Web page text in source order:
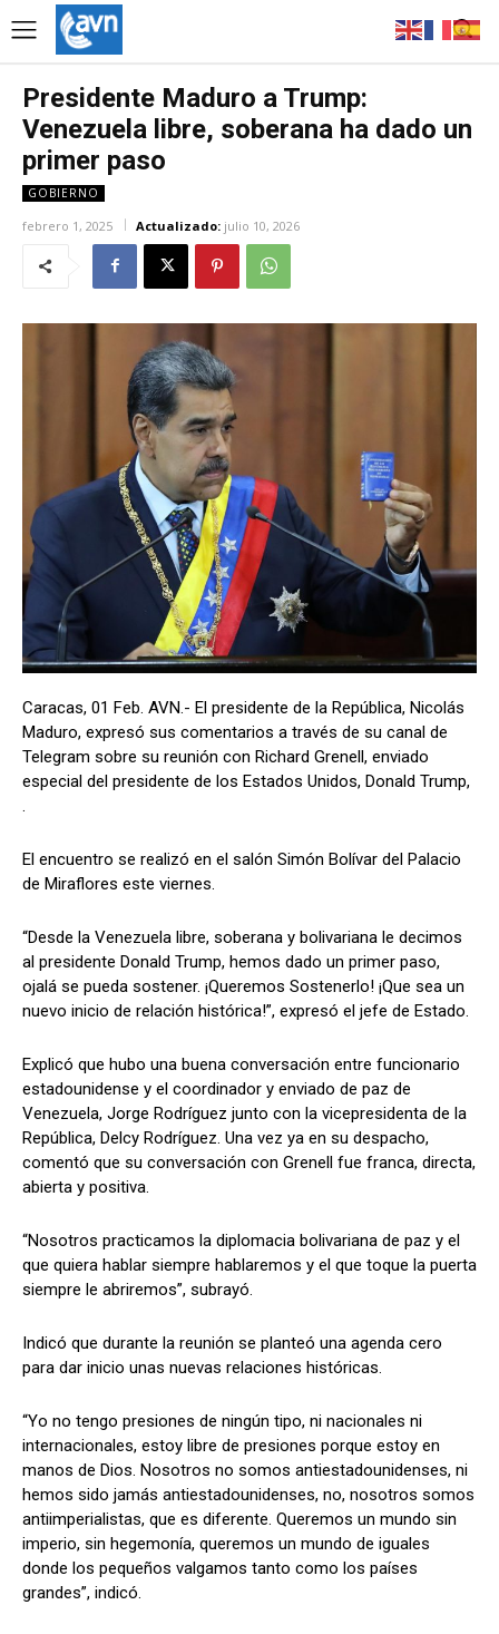
Presidente Maduro a Trump:
Venezuela libre, soberana ha dado un
primer paso
GOBIERNO
febrero 1, 2025 Actualizado: julio 10, 2026
Caracas, 01 Feb. AVN.- El presidente de la República, Nicolás
Maduro, expresó sus comentarios a través de su canal de
Telegram sobre su reunión con Richard Grenell, enviado
especial del presidente de los Estados Unidos, Donald Trump,
.
El encuentro se realizó en el salón Simón Bolívar del Palacio
de Miraflores este viernes.
“Desde la Venezuela libre, soberana y bolivariana le decimos
al presidente Donald Trump, hemos dado un primer paso,
ojalá se pueda sostener. ¡Queremos Sostenerlo! ¡Que sea un
nuevo inicio de relación histórica!”, expresó el jefe de Estado.
Explicó que hubo una buena conversación entre funcionario
estadounidense y el coordinador y enviado de paz de
Venezuela, Jorge Rodríguez junto con la vicepresidenta de la
República, Delcy Rodríguez. Una vez ya en su despacho,
comentó que su conversación con Grenell fue franca, directa,
abierta y positiva.
“Nosotros practicamos la diplomacia bolivariana de paz y el
que quiera hablar siempre hablaremos y el que toque la puerta
siempre le abriremos”, subrayó.
Indicó que durante la reunión se planteó una agenda cero
para dar inicio unas nuevas relaciones históricas.
“Yo no tengo presiones de ningún tipo, ni nacionales ni
internacionales, estoy libre de presiones porque estoy en
manos de Dios. Nosotros no somos antiestadounidenses, ni
hemos sido jamás antiestadounidenses, no, nosotros somos
antiimperialistas, que es diferente. Queremos un mundo sin
imperio, sin hegemonía, queremos un mundo de iguales
donde los pequeños valgamos tanto como los países
grandes”, indicó.